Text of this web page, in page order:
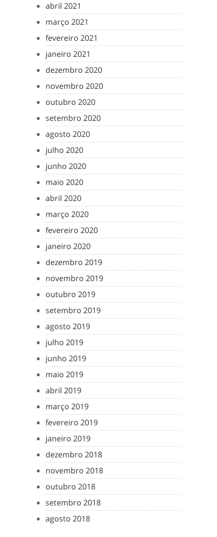
abril 2021
março 2021
fevereiro 2021
janeiro 2021
dezembro 2020
novembro 2020
outubro 2020
setembro 2020
agosto 2020
julho 2020
junho 2020
maio 2020
abril 2020
março 2020
fevereiro 2020
janeiro 2020
dezembro 2019
novembro 2019
outubro 2019
setembro 2019
agosto 2019
julho 2019
junho 2019
maio 2019
abril 2019
março 2019
fevereiro 2019
janeiro 2019
dezembro 2018
novembro 2018
outubro 2018
setembro 2018
agosto 2018